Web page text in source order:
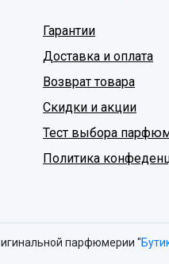
Гарантии
Доставка и оплата
Возврат товара
Скидки и акции
Тест выбора
Политика
парфюмерии "